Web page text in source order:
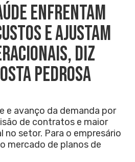
ENFRENTAM
E AJUSTAM
DIZ
PEDROSA
e avanço da demanda por
de contratos e maior
no setor. Para o empresário
mercado de planos de